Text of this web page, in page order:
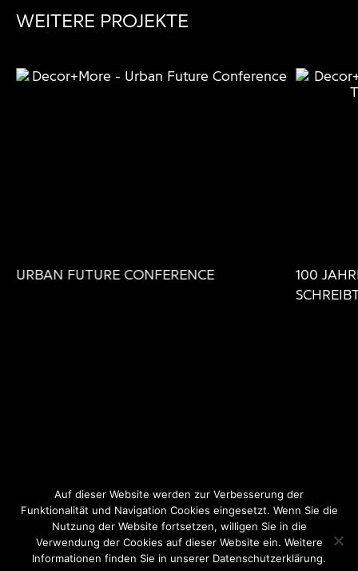
WEITERE PROJEKTE
URBAN FUTURE CONFERENCE
100
Instagram Facebook
Datenschutz
Impressum
Auf dieser Website werden zur Verbesserung der
Funktionalität und Navigation Cookies eingesetzt. Wenn Sie die
Nutzung der Website fortsetzen, willigen Sie in die
Verwendung der Cookies auf dieser Website ein. Weitere
Informationen finden Sie in unserer Datenschutzerklärung.